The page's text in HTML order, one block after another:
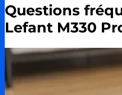
Questions
Lefant M330